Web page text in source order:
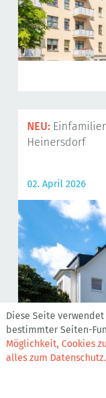
Diese Seite
bestimmter Seiten-
Möglichkeit, Cookies
alles zum Datenschutz.
NEU:
Heinersdorf
02. April 2026